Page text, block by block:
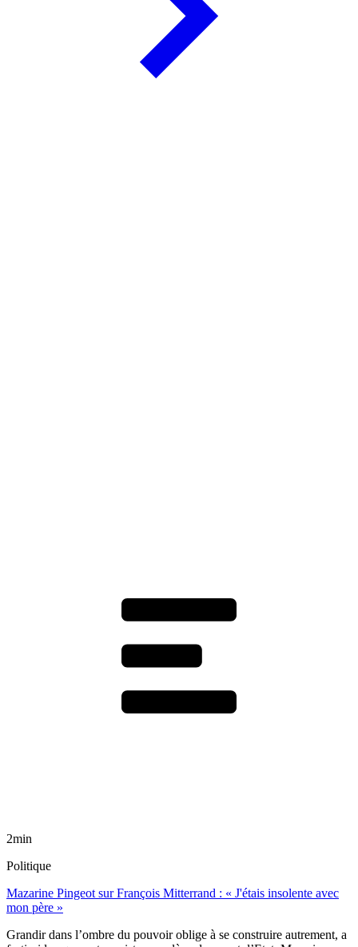
2min
Politique
Mazarine Pingeot sur François Mitterrand : « J'étais insolente avec
mon père »
Grandir dans l’ombre du pouvoir oblige à se construire autrement, a